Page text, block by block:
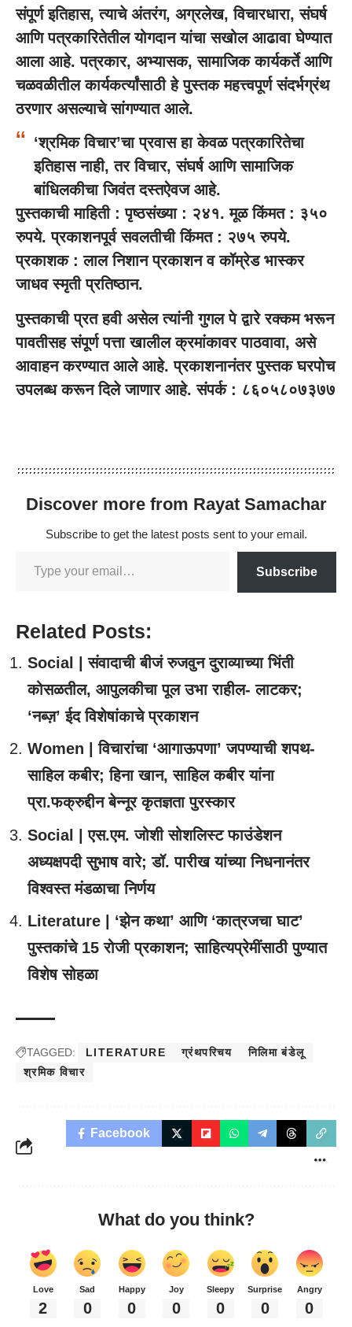
संपूर्ण इतिहास, त्याचे अंतरंग, अग्रलेख, विचारधारा, संघर्ष
आणि पत्रकारितेतील योगदान यांचा सखोल आढावा घेण्यात
आला आहे. पत्रकार, अभ्यासक, सामाजिक कार्यकर्ते आणि
चळवळीतील कार्यकर्त्यांसाठी हे पुस्तक महत्त्वपूर्ण संदर्भग्रंथ
ठरणार असल्याचे सांगण्यात आले.
‘श्रमिक विचार’चा प्रवास हा केवळ पत्रकारितेचा
इतिहास नाही, तर विचार, संघर्ष आणि सामाजिक
बांधिलकीचा जिवंत दस्तऐवज आहे.
पुस्तकाची माहिती : पृष्ठसंख्या : २४१. मूळ किंमत : ३५०
रुपये. प्रकाशनपूर्व सवलतीची किंमत : २७५ रुपये.
प्रकाशक : लाल निशान प्रकाशन व कॉम्रेड भास्कर
जाधव स्मृती प्रतिष्ठान.
पुस्तकाची प्रत हवी असेल त्यांनी गुगल पे द्वारे रक्कम भरून
पावतीसह संपूर्ण पत्ता खालील क्रमांकावर पाठवावा, असे
आवाहन करण्यात आले आहे. प्रकाशनानंतर पुस्तक घरपोच
उपलब्ध करून दिले जाणार आहे. संपर्क : ८६०५८०७३७७
Discover more from Rayat Samachar
Subscribe to get the latest posts sent to your email.
Subscribe
Related Posts:
Social | संवादाची बीजं रुजवुन दुराव्याच्या भिंती
कोसळतील, आपुलकीचा पूल उभा राहील- लाटकर;
‘नब्ज़’ ईद विशेषांकाचे प्रकाशन
Women | विचारांचा ‘आगाऊपणा’ जपण्याची शपथ-
साहिल कबीर; हिना खान, साहिल कबीर यांना
प्रा.फक्रुद्दीन बेन्नूर कृतज्ञता पुरस्कार
Social | एस.एम. जोशी सोशलिस्ट फाउंडेशन
अध्यक्षपदी सुभाष वारे; डॉ. पारीख यांच्या निधनानंतर
विश्वस्त मंडळाचा निर्णय
Literature | ‘झेन कथा’ आणि ‘कात्रजचा घाट’
पुस्तकांचे 15 रोजी प्रकाशन; साहित्यप्रेमींसाठी पुण्यात
विशेष सोहळा
TAGGED: LITERATURE ग्रंथपरिचय
निलिमा बंडेलू
श्रमिक विचार
Facebook
What do you think?
Love
2
Sad
0
Happy
0
Joy
0
Sleepy
0
Surprise
0
Angry
0